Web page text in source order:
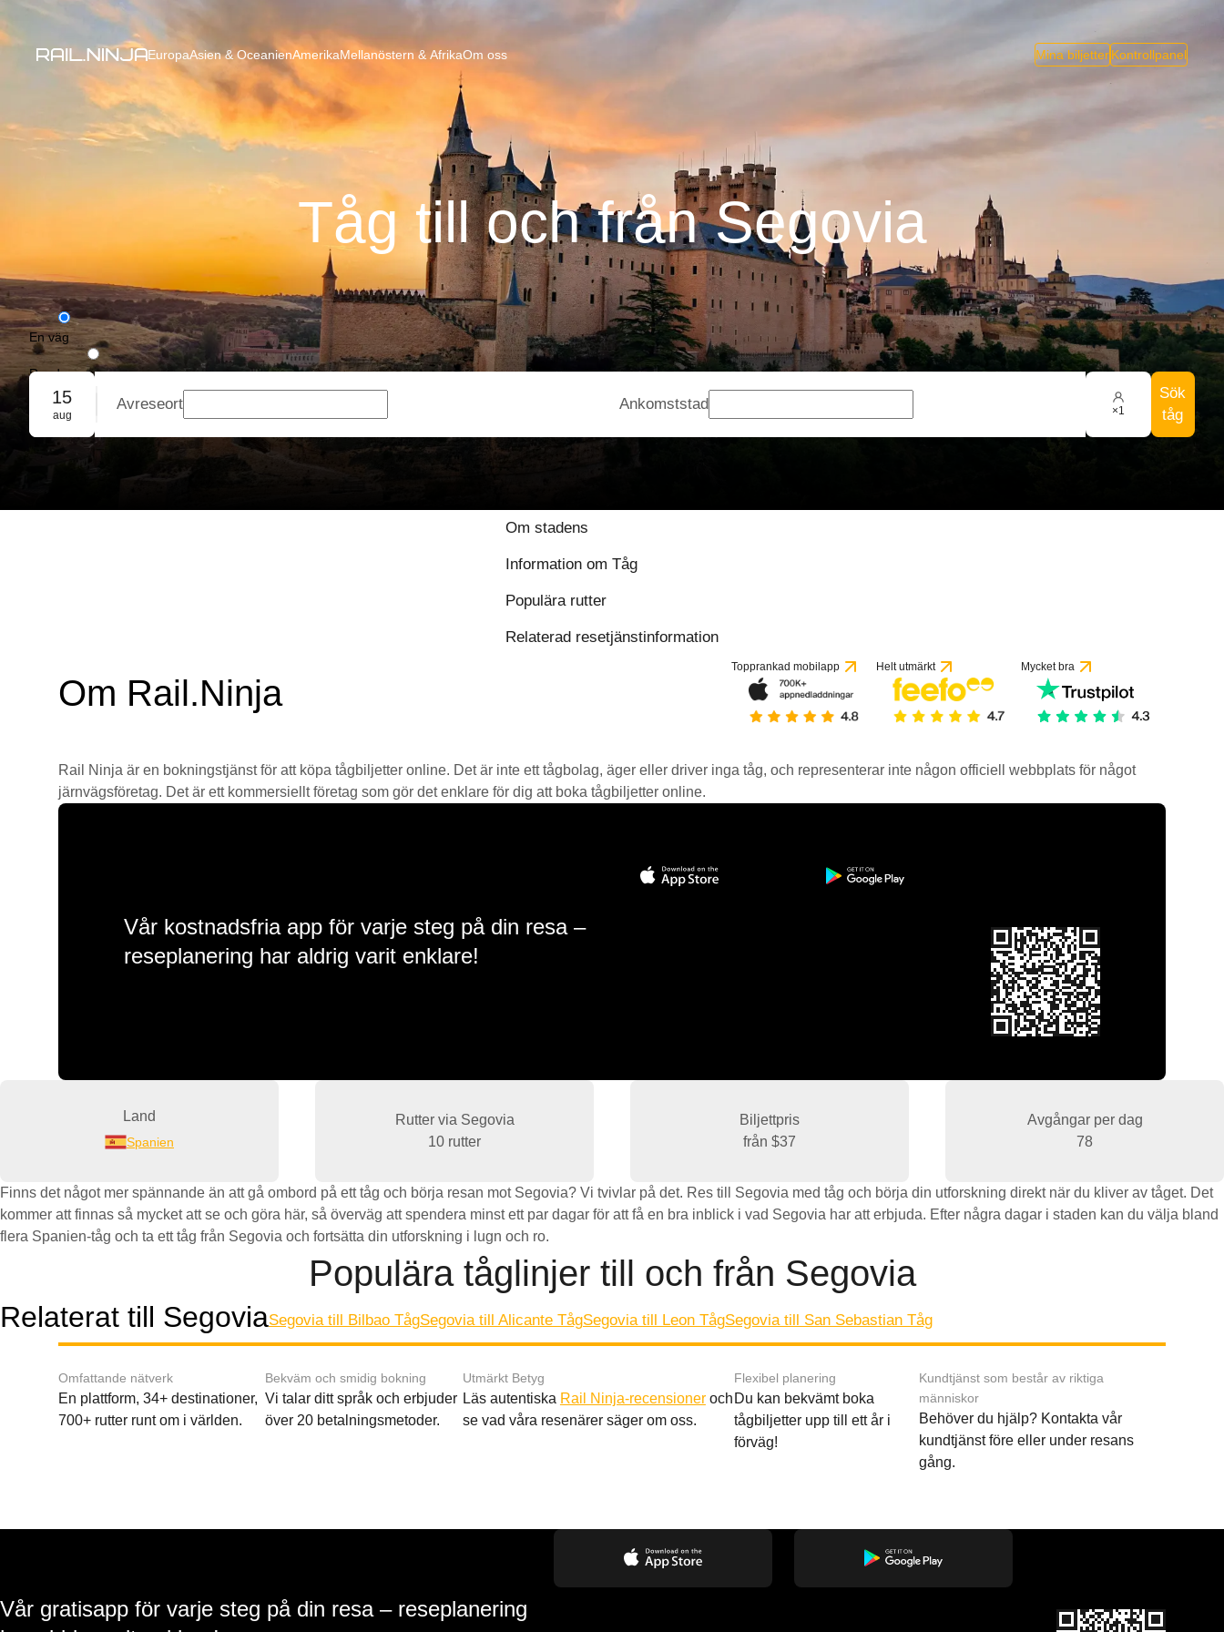
EuropaAsien & OceanienAmerikaMellanöstern & AfrikaOm oss Mina biljetterKontrollpanel
Tåg till och från Segovia
En väg
Rundresa
Gruppbokning
15
aug
Avreseort Ankomststad ×1
Sök
tåg
Om stadens
Information om Tåg
Populära rutter
Relaterad resetjänstinformation
Om Rail.Ninja
Topprankad mobilapp Helt utmärkt Mycket bra
Rail Ninja är en bokningstjänst för att köpa tågbiljetter online. Det är inte ett tågbolag, äger eller driver inga tåg, och representerar inte någon officiell webbplats för något
järnvägsföretag. Det är ett kommersiellt företag som gör det enklare för dig att boka tågbiljetter online.
Vår kostnadsfria app för varje steg på din resa –
reseplanering har aldrig varit enklare!
Land
Spanien
Rutter via Segovia
10 rutter
Biljettpris
från $37
Avgångar per dag
78
Finns det något mer spännande än att gå ombord på ett tåg och börja resan mot Segovia? Vi tvivlar på det. Res till Segovia med tåg och börja din utforskning direkt när du kliver av tåget. Det
kommer att finnas så mycket att se och göra här, så överväg att spendera minst ett par dagar för att få en bra inblick i vad Segovia har att erbjuda. Efter några dagar i staden kan du välja bland
flera Spanien-tåg och ta ett tåg från Segovia och fortsätta din utforskning i lugn och ro.
Populära tåglinjer till och från Segovia
Relaterat till SegoviaSegovia till Bilbao TågSegovia till Alicante TågSegovia till Leon TågSegovia till San Sebastian Tåg
Omfattande nätverk
En plattform, 34+ destinationer,
700+ rutter runt om i världen.
Bekväm och smidig bokning
Vi talar ditt språk och erbjuder
över 20 betalningsmetoder.
Utmärkt Betyg
Läs autentiska Rail Ninja-recensioneroch
se vad våra resenärer säger om oss.
Flexibel planering
Du kan bekvämt boka
tågbiljetter upp till ett år i
förväg!
Kundtjänst som består av riktiga
människor
Behöver du hjälp? Kontakta vår
kundtjänst före eller under resans
gång.
Vår gratisapp för varje steg på din resa – reseplanering